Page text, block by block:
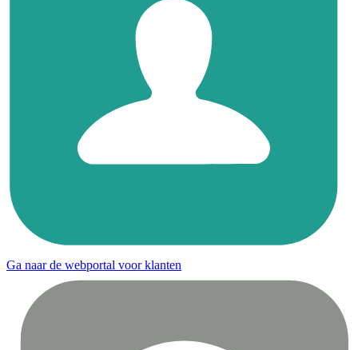
Ga naar de webportal voor klanten